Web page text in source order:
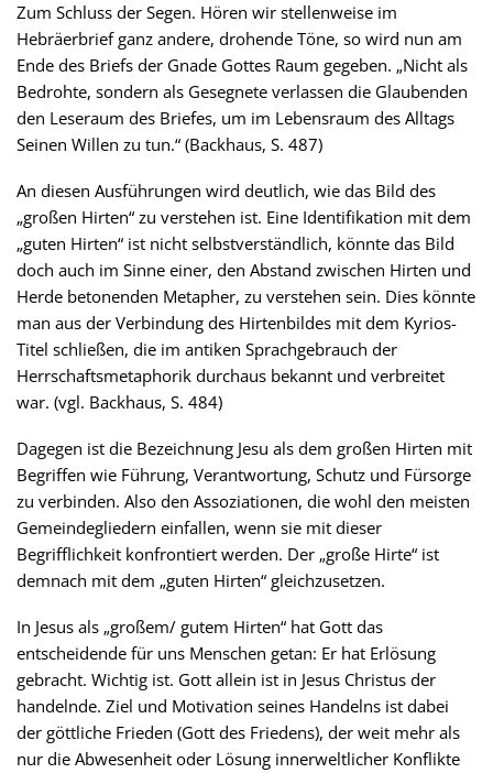
Zum Schluss der Segen. Hören wir stellenweise im
Hebräerbrief ganz andere, drohende Töne, so wird nun am
Ende des Briefs der Gnade Gottes Raum gegeben. „Nicht als
Bedrohte, sondern als Gesegnete verlassen die Glaubenden
den Leseraum des Briefes, um im Lebensraum des Alltags
Seinen Willen zu tun.“ (Backhaus, S. 487)
An diesen Ausführungen wird deutlich, wie das Bild des
„großen Hirten“ zu verstehen ist. Eine Identifikation mit dem
„guten Hirten“ ist nicht selbstverständlich, könnte das Bild
doch auch im Sinne einer, den Abstand zwischen Hirten und
Herde betonenden Metapher, zu verstehen sein. Dies könnte
man aus der Verbindung des Hirtenbildes mit dem Kyrios-
Titel schließen, die im antiken Sprachgebrauch der
Herrschaftsmetaphorik durchaus bekannt und verbreitet
war. (vgl. Backhaus, S. 484)
Dagegen ist die Bezeichnung Jesu als dem großen Hirten mit
Begriffen wie Führung, Verantwortung, Schutz und Fürsorge
zu verbinden. Also den Assoziationen, die wohl den meisten
Gemeindegliedern einfallen, wenn sie mit dieser
Begrifflichkeit konfrontiert werden. Der „große Hirte“ ist
demnach mit dem „guten Hirten“ gleichzusetzen.
In Jesus als „großem/ gutem Hirten“ hat Gott das
entscheidende für uns Menschen getan: Er hat Erlösung
gebracht. Wichtig ist. Gott allein ist in Jesus Christus der
handelnde. Ziel und Motivation seines Handelns ist dabei
der göttliche Frieden (Gott des Friedens), der weit mehr als
nur die Abwesenheit oder Lösung innerweltlicher Konflikte